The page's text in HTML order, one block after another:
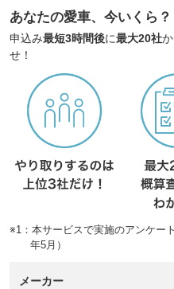
あなたの愛車、今いくら？
申込み最短3時間後に最大20社
せ！
※1：本サービスで実施のアンケー
年5月）
メーカー